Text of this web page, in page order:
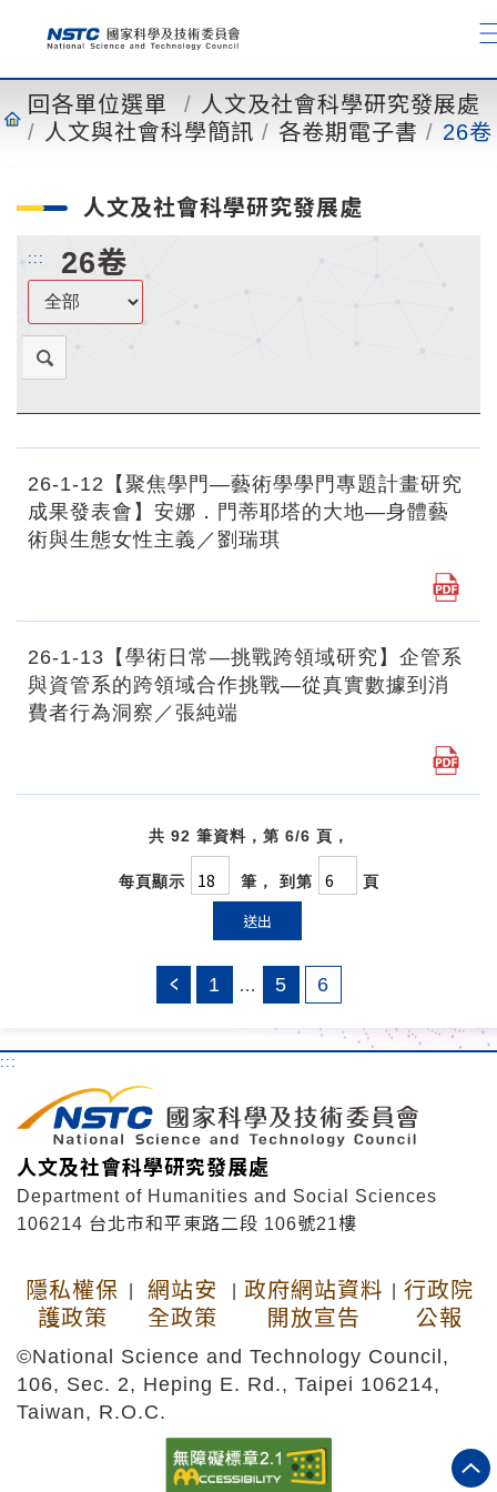
容 回各單位選單
人文及社會科學研究發展處
人文與社會科學簡訊
各卷期電子書 26卷
人文及社會科學研究發展處
::: 26卷
26-1-12【聚焦學門―藝術學學門專題計畫研究
成果發表會】安娜．門蒂耶塔的大地―身體藝
術與生態女性主義／劉瑞琪
26-1-13【學術日常―挑戰跨領域研究】企管系
與資管系的跨領域合作挑戰―從真實數據到消
費者行為洞察／張純端
共 92 筆資料，第 6/6 頁，
每頁顯示 筆， 到第 頁
送出
1 … 5 6
:::
人文及社會科學研究發展處
Department of Humanities and Social Sciences
106214 台北市和平東路二段 106號21樓
隱私權保
護政策
網站安
全政策
政府網站資料
開放宣告
行政院
公報
©National Science and Technology Council,
106, Sec. 2, Heping E. Rd., Taipei 106214,
Taiwan, R.O.C.